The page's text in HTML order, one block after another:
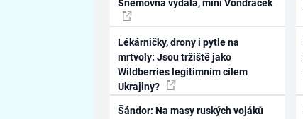
Sněmovna vydala, míní Vondráček
Lékárničky, drony i pytle na
mrtvoly: Jsou tržiště jako
Wildberries legitimním cílem
Ukrajiny?
Šándor: Na masy ruských vojáků